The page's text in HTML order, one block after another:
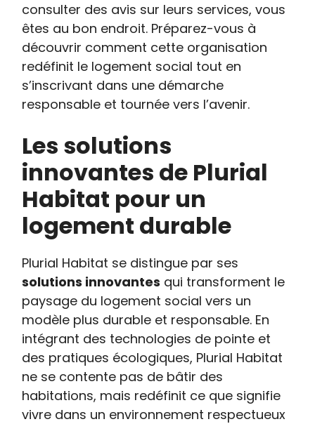
consulter des avis sur leurs services, vous
êtes au bon endroit. Préparez-vous à
découvrir comment cette organisation
redéfinit le logement social tout en
s’inscrivant dans une démarche
responsable et tournée vers l’avenir.
Les solutions
innovantes de Plurial
Habitat pour un
logement durable
Plurial Habitat se distingue par ses
solutions innovantes qui transforment le
paysage du logement social vers un
modèle plus durable et responsable. En
intégrant des technologies de pointe et
des pratiques écologiques, Plurial Habitat
ne se contente pas de bâtir des
habitations, mais redéfinit ce que signifie
vivre dans un environnement respectueux